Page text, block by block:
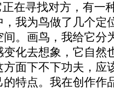
正在寻找对方，有一
我为鸟做了几个定
。画鸟，我给它分
化去想象，它自然
面下不下功夫，应
特点。我在创作作